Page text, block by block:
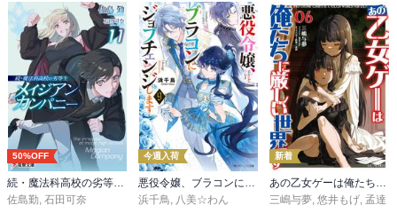
50%OFF
佐島勤 石田可奈
今週入荷
浜千鳥
八美☆わん
新着
三嶋与夢 悠井もげ 孟達